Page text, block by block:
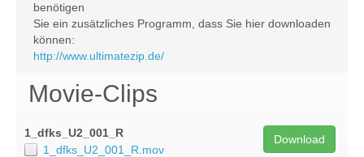
benötigen
Sie ein zusätzliches Programm, dass Sie hier downloaden
können:
http://www.ultimatezip.de/
Movie-Clips
1_dfks_U2_001_R
1_dfks_U2_001_R.mov
Download